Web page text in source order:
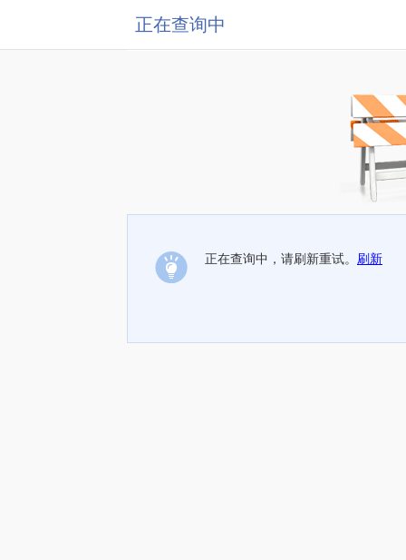
正在查询中
正在查询中，请刷新重试。 刷新